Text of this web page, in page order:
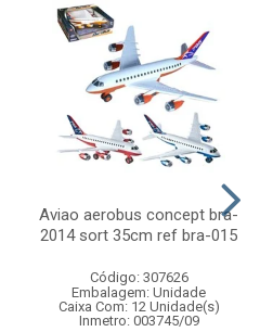
Aviao aerobus concept bra-
2014 sort 35cm ref bra-015
Código: 307626
Embalagem: Unidade
Caixa Com: 12 Unidade(s)
Inmetro: 003745/09